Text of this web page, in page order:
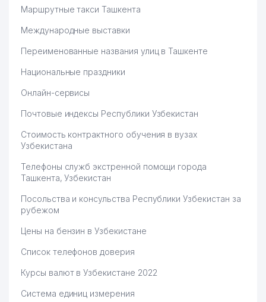
Маршрутные такси Ташкента
Международные выставки
Переименованные названия улиц в Ташкенте
Национальные праздники
Онлайн-сервисы
Почтовые индексы Республики Узбекистан
Стоимость контрактного обучения в вузах
Узбекистана
Телефоны служб экстренной помощи города
Ташкента, Узбекистан
Посольства и консульства Республики Узбекистан за
рубежом
Цены на бензин в Узбекистане
Список телефонов доверия
Курсы валют в Узбекистане 2022
Система единиц измерения